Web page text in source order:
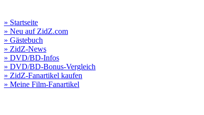
» Startseite
» Neu auf ZidZ.com
» Gästebuch
» ZidZ-News
» DVD/BD-Infos
» DVD/BD-Bonus-Vergleich
» ZidZ-Fanartikel kaufen
» Meine Film-Fanartikel